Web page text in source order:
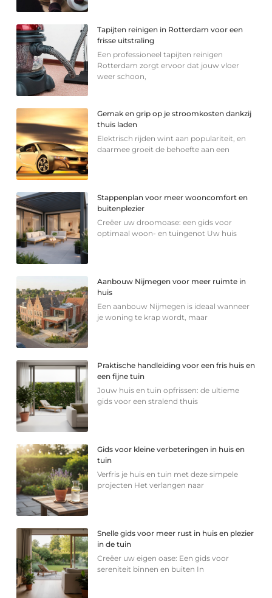
Tapijten reinigen in Rotterdam voor een
frisse uitstraling
Een professioneel tapijten reinigen
Rotterdam zorgt ervoor dat jouw vloer
weer schoon,
Gemak en grip op je stroomkosten dankzij
thuis laden
Elektrisch rijden wint aan populariteit, en
daarmee groeit de behoefte aan een
Stappenplan voor meer wooncomfort en
buitenplezier
Creëer uw droomoase: een gids voor
optimaal woon- en tuingenot Uw huis
Aanbouw Nijmegen voor meer ruimte in
huis
Een aanbouw Nijmegen is ideaal wanneer
je woning te krap wordt, maar
Praktische handleiding voor een fris huis en
een fijne tuin
Jouw huis en tuin opfrissen: de ultieme
gids voor een stralend thuis
Gids voor kleine verbeteringen in huis en
tuin
Verfris je huis en tuin met deze simpele
projecten Het verlangen naar
Snelle gids voor meer rust in huis en plezier
in de tuin
Creëer uw eigen oase: Een gids voor
sereniteit binnen en buiten In